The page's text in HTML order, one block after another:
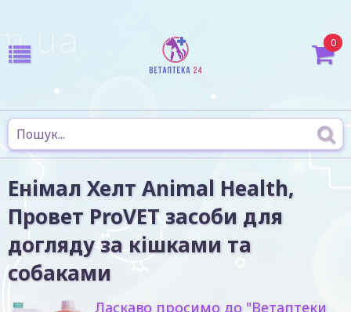
0
Енімал Хелт Animal Health,
Провет ProVET засоби для
догляду за кішками та
собаками
Ласкаво просимо до "Ветаптеки